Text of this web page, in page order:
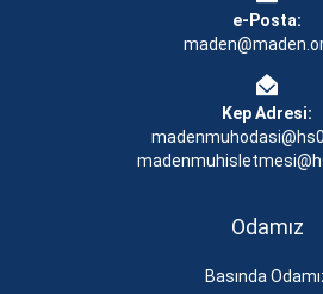
e-Posta:
Kep Adresi:
Odamız
Basında